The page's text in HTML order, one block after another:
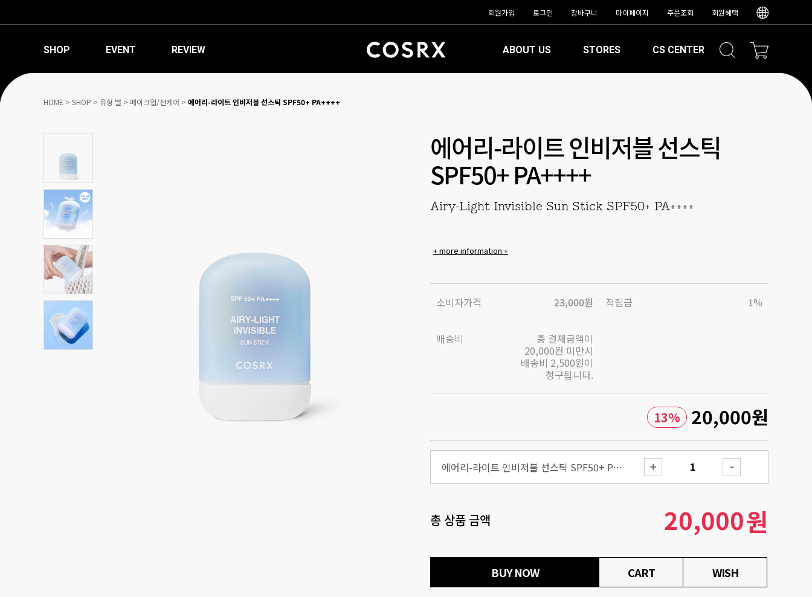
회원가입 로그인 장바구니 마이페이지 주문조회 회원혜택
SHOP EVENT REVIEW ABOUT US STORES CS CENTER
HOME > SHOP > 유형 별 > 메이크업/선케어 > 에어리-라이트 인비저블 선스틱 SPF50+ PA++++
에어리-라이트 인비저블 선스틱
SPF50+ PA++++
Airy-Light Invisible Sun Stick SPF50+ PA++++
+ more information +
소비자가격 23,000원 적립금 1%
배송비
총 결제금액이
20,000원 미만시
배송비 2,500원이
청구됩니다.
13% 20,000원
에어리-라이트 인비저블 선스틱 SPF50+ PA++++
총 상품 금액 20,000원
BUY NOW CART WISH